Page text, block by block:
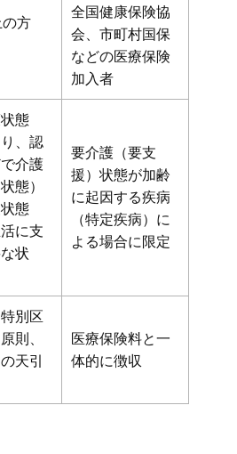
方
全国健康保険協
会、市町村国保
などの医療保険
加入者
態
り、認
介護
態）
態
活に支
状
要介護（要支
援）状態が加齢
に起因する疾病
（特定疾病）に
よる場合に限定
別区
則、
天引
医療保険料と一
体的に徴収